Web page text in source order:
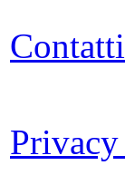
Contatti
Privacy